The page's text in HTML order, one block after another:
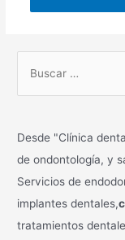
Desde "Clínica
de ondontología, y
Servicios de
implantes dentales,
tratamientos